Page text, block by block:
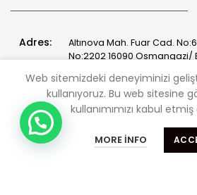
Almak istediğiniz
satmak istediğiniz
bildirebilirsiniz. 0 533
Adres:
Altınova Mah. Fuar Cad.
No:2202 16090 Osmangazi/
+90 (224) 211 18 40
Fax:
Web sitemizdeki deneyiminizi
kullanıyoruz. Bu web sitesine
kullanımımızı kabul
MORE INFO